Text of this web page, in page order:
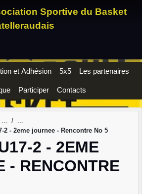
Sportive du Basket
et Adhésion 5x5 Les partenaires
Participer Contacts
2 - 2eme journee - Rencontre No 5
2 - 2EME
- RENCONTRE
cookies